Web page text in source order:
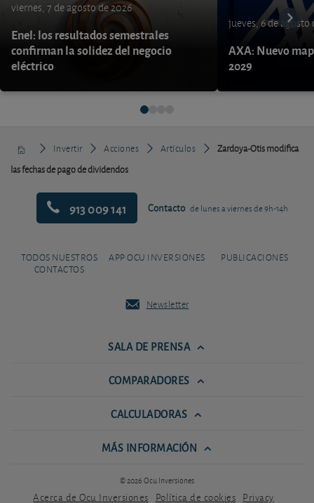
viernes, 7 de agosto de 2026
Enel: los resultados semestrales
confirman la solidez del negocio
eléctrico
jueves, 6 de agosto
AXA: Nuevo
2029
Invertir Acciones Artículos
Zardoya-Otis modifica
las fechas de pago de dividendos
913 009 141 Contacto de lunes a viernes de 9h-14h
TODOS NUESTROS
CONTACTOS
APP OCU INVERSIONES PUBLICACIONES
Newsletter
SALA DE PRENSA
COMPARADORES
CALCULADORAS
MÁS INFORMACIÓN
© 2026 Ocu Inversiones
Acerca de Ocu Inversiones Política de cookies Privacy